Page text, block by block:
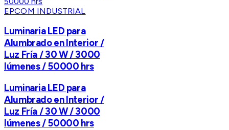
EPCOM INDUSTRIAL
Luminaria LED para
Alumbrado en Interior /
Luz Fría / 30 W / 3000
lúmenes / 50000 hrs
Luminaria LED para
Alumbrado en Interior /
Luz Fría / 30 W / 3000
lúmenes / 50000 hrs